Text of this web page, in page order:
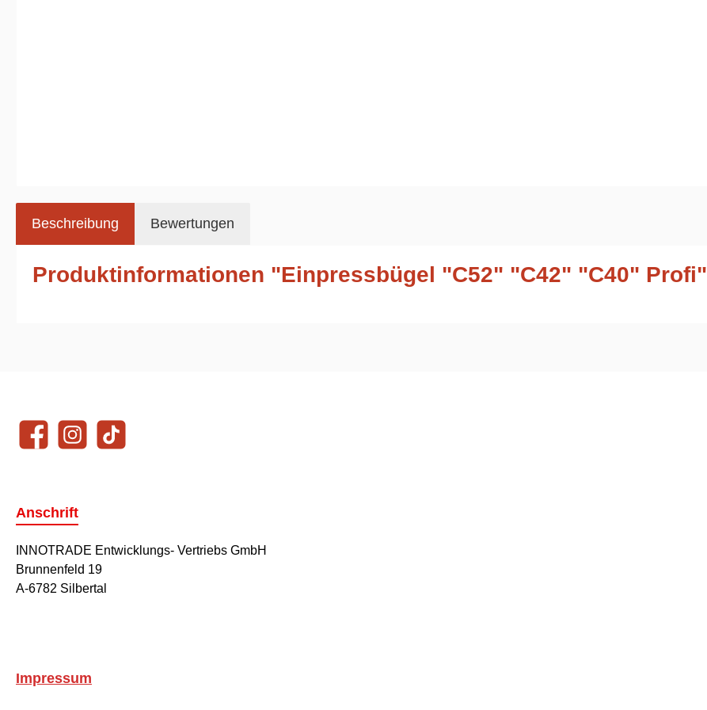
Beschreibung Bewertungen
Produktinformationen "Einpressbügel "C52" "C42" "C40" Profi"
FacebookInstagramTikTok
Anschrift
INNOTRADE Entwicklungs- Vertriebs GmbH
Brunnenfeld 19
A-6782 Silbertal
Impressum